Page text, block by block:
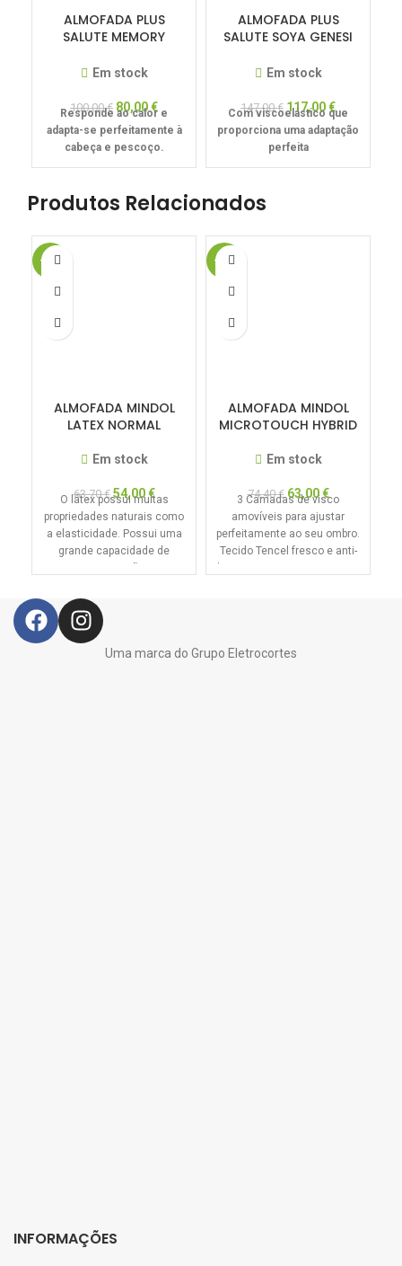
ALMOFADA PLUS
SALUTE MEMORY
12CM
Em stock
100,00€ 80,00€
Responde ao calor e
adapta-se perfeitamente à
cabeça e pescoço.
ALMOFADA PLUS
SALUTE SOYA GENESI
Em stock
147,00€ 117,00€
Com viscoelástico que
proporciona uma adaptação
perfeita
Produtos Relacionados
-15%
ALMOFADA MINDOL
LATEX NORMAL
Em stock
63,70€ 54,00€
O látex possui muitas
propriedades naturais como
a elasticidade. Possui uma
grande capacidade de
recuperação,
pressão exercida, a
-15%
ALMOFADA MINDOL
MICROTOUCH HYBRID
Em stock
74,40€ 63,00€
3 Camadas de visco
amovíveis para ajustar
perfeitamente ao seu ombro.
Tecido Tencel fresco e anti-
bacteriano. Capa exterior em
Uma marca do Grupo Eletrocortes
INFORMAÇÕES